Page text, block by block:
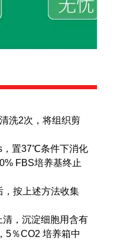
洗2次，将组织剪
，置37℃条件下消化
FBS培养基终止
按上述方法收集
，沉淀细胞用含有
5％CO2 培养箱中